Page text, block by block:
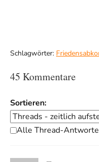
Schlagwörter:
45 Kommentare
Sortieren:
Alle Thread-